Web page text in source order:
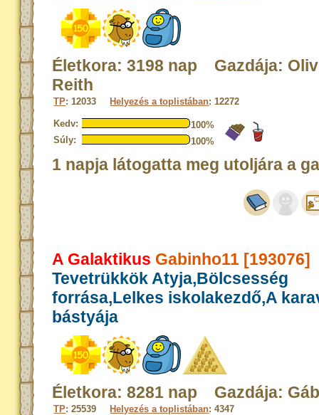
Életkora: 3198 nap Gazdája:
Reith
TP: 12033 Helyezés a toplistában: 12272
Kedv:
100%
Súly:
100%
1 napja látogatta meg utoljára a
A Galaktikus Gabinho11 [193076]
Tevetrükkök Atyja,Bölcsesség
forrása,Lelkes iskolakezdő,A
bástyája
Életkora: 8281 nap Gazdája:
TP: 25539 Helyezés a toplistában: 4347